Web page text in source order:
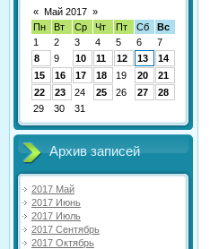
« Май 2017 »
Пн
Вт Ср Чт Пт Сб
Вс
1
2 3 4 5 6
7
8
9 10 11 12 13
14
15
16 17 18 19 20
21
22
23 24 25 26 27
28
29
30 31
Архив записей
2017 Май
2017 Июнь
2017 Июль
2017 Сентябрь
2017 Октябрь